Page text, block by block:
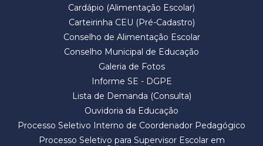
Cardápio (Alimentação Escolar)
Carteirinha CEU (Pré-Cadastro)
Conselho de Alimentação Escolar
Conselho Municipal de Educação
Galeria de Fotos
Informe SE - DGPE
Lista de Demanda (Consulta)
Ouvidoria da Educação
Processo Seletivo Interno de Coordenador Pedagógico
Processo Seletivo para Supervisor Escolar em